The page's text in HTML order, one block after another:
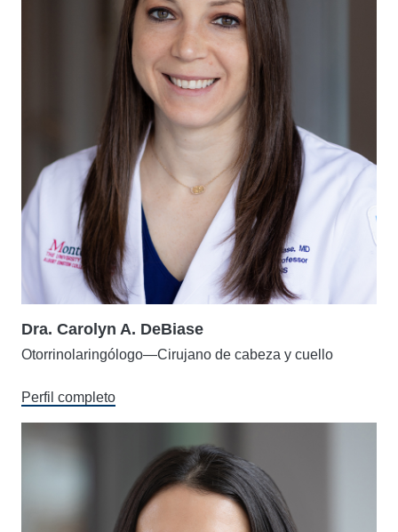
Dra. Carolyn A. DeBiase
Otorrinolaringólogo—Cirujano de cabeza y cuello
Perfil completo